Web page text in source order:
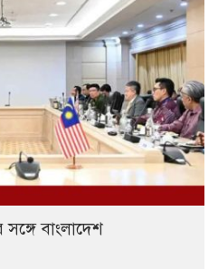
সঙ্গে বাংলাদেশ